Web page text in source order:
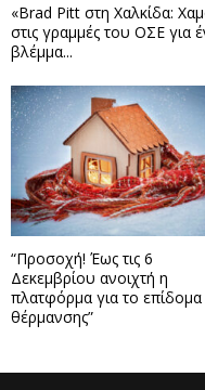
«Brad Pitt στη Χαλκίδα:
στις γραμμές του ΟΣΕ για
βλέμμα...
“Προσοχή! Έως τις 6
Δεκεμβρίου ανοιχτή η
πλατφόρμα για το επίδομα
θέρμανσης”